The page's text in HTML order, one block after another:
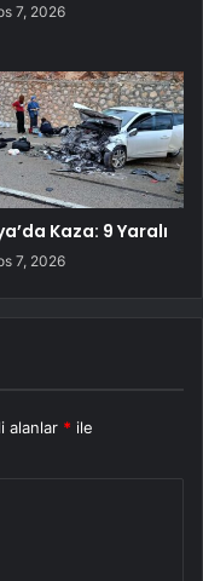
7, 2026
Kaza: 9 Yaralı
7, 2026
alanlar * ile